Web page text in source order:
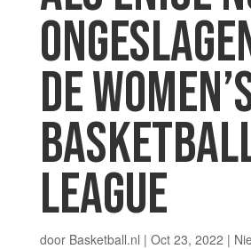
DE
LEAGUE
door Basketball.nl | Oct 23, 2022 |